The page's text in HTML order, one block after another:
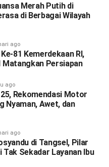
Merah Putih di
di Berbagai Wilayah
ago
81 Kemerdekaan RI,
Persiapan
ago
Rekomendasi Motor
Nyaman, Awet, dan
ago
di Tangsel, Pilar
Tak Sekadar Layanan Ibu